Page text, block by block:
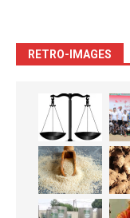
RETRO-IMAGES